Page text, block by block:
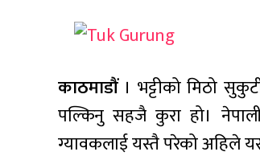
काठमाडौं। भट्टीको मिठो
पल्किनु सहजै कुरा हो।
ग्यावकलाई यस्तै परेको अहिले